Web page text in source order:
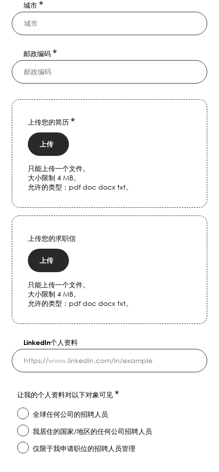
城市
邮政编码
上传您的简历
上传
只能上传一个文件。
大小限制 4 MB。
允许的类型：pdf doc docx txt。
上传您的求职信
上传
只能上传一个文件。
大小限制 4 MB。
允许的类型：pdf doc docx txt。
LinkedIn个人资料
让我的个人资料对以下对象可见
全球任何公司的招聘人员
我居住的国家/地区的任何公司招聘人员
仅限于我申请职位的招聘人员管理